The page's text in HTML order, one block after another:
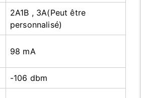
2A1B , 3A(Peut être
personnalisé)
98 mA
-106 dbm